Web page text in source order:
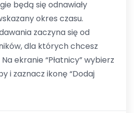
będą się odnawiały
okres czasu.
zaczyna się od
dla których chcesz
ekranie “Płatnicy” wybierz
i zaznacz ikonę “Dodaj